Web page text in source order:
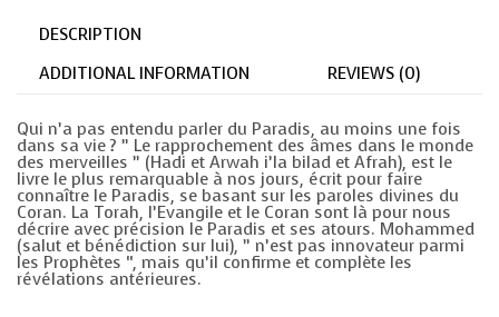
-
Format
DESCRIPTION
ADDITIONAL INFORMATION
REVIEWS (0)
Qui n’a pas entendu parler du Paradis, au moins une fois
dans sa vie ? ” Le rapprochement des âmes dans le monde
des merveilles ” (Hadi et Arwah i’la bilad et Afrah), est le
livre le plus remarquable à nos jours, écrit pour faire
connaître le Paradis, se basant sur les paroles divines du
Coran. La Torah, l’Evangile et le Coran sont là pour nous
décrire avec précision le Paradis et ses atours. Mohammed
(salut et bénédiction sur lui), ” n’est pas innovateur parmi
les Prophètes “, mais qu’il confirme et complète les
révélations antérieures.